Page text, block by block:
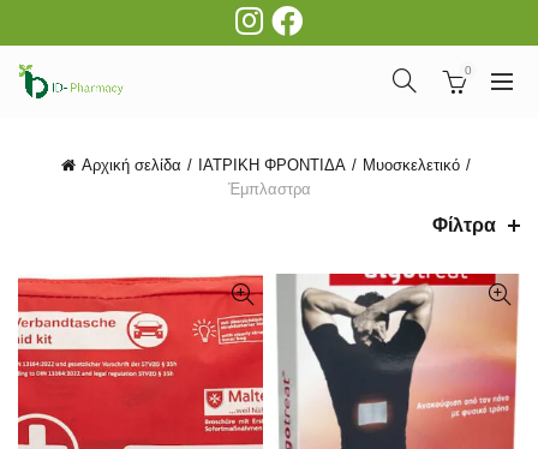
0
Αρχική σελίδα ΙΑΤΡΙΚΗ ΦΡΟΝΤΙΔΑ
Μυοσκελετικό
Έμπλαστρα
Φίλτρα